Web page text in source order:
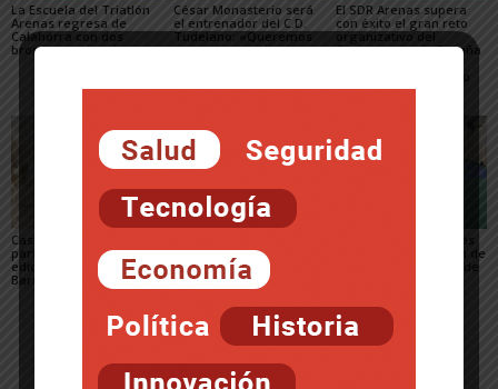
La Escuela del Triatlón
Arenas regresa de
Calahorra con dos
bronces nacionales
César Monasterio será
el entrenador del C.D.
Tudelano: «Queremos
un equipo que ilusione y
El SDR Arenas supera
con éxito el gran reto
organizativo del
Campeonato de España
Escolar y del XXV Reto
del...
Casi 800 ciclistas
participaron en la 27ª
edición de la Extreme
Bardenas de Arguedas
Ebrokayak de Tudela
brilla en el Campeonato
de España de Ríos en el
Cinca
Tres judocas navarros
del Gimnasio Shogun de
Fitero, en el campus de